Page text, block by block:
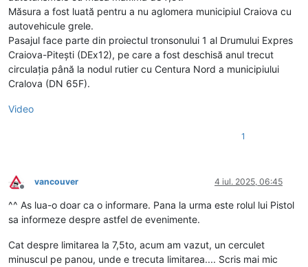
Măsura a fost luată pentru a nu aglomera municipiul Craiova cu
autovehicule grele.
Pasajul face parte din proiectul tronsonului 1 al Drumului Expres
Craiova-Pitești (DEx12), pe care a fost deschisă anul trecut
circulația până la nodul rutier cu Centura Nord a municipiului
Cralova (DN 65F).
Video
1
Deconectat
vancouver 4 iul. 2025, 06:45
^^ As lua-o doar ca o informare. Pana la urma este rolul lui Pistol
sa informeze despre astfel de evenimente.
Cat despre limitarea la 7,5to, acum am vazut, un cerculet
minuscul pe panou, unde e trecuta limitarea.... Scris mai mic